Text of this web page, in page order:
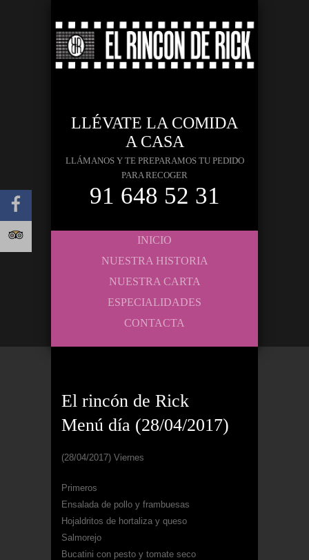
LLÉVATE LA COMIDA
A CASA
LLÁMANOS Y TE PREPARAMOS TU PEDIDO
PARA RECOGER
91 648 52 31
INICIO
NUESTRA HISTORIA
NUESTRA CARTA
ESPECIALIDADES
CONTACTA
El rincón de Rick
Menú día (28/04/2017)
(28/04/2017) Viernes
Primeros
Ensalada de pollo y frambuesas
Hojaldritos de hortaliza y queso
Salmorejo
Bucatini con pesto y tomate seco